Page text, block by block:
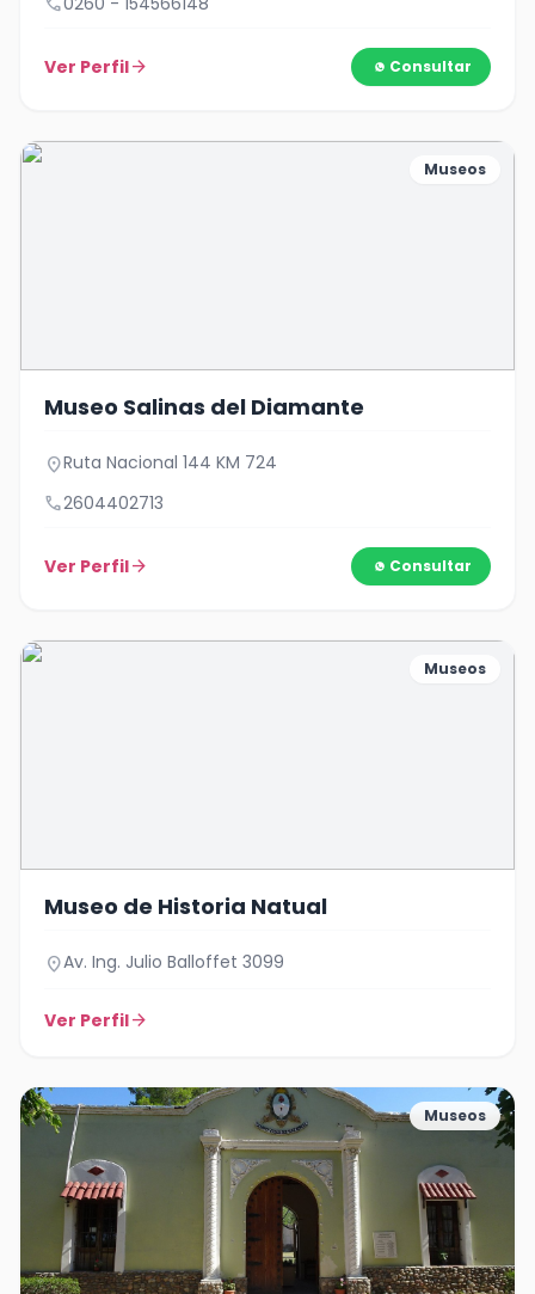
Ver Perfilarrow_forward Consultar
Museos
Museo Salinas del Diamante
location_onRuta Nacional 144 KM 724
call2604402713
Ver Perfilarrow_forward Consultar
Museos
Museo de Historia Natual
location_onAv. Ing. Julio Balloffet 3099
Ver Perfilarrow_forward
Museos